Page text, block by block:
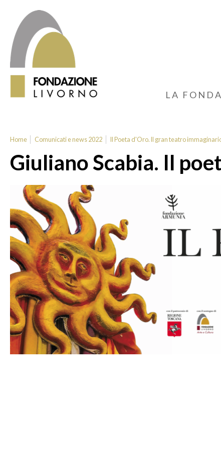
LA
Home Comunicati e news 2022 Il Poeta d'Oro. Il gran teatro
Giuliano Scabia. Il